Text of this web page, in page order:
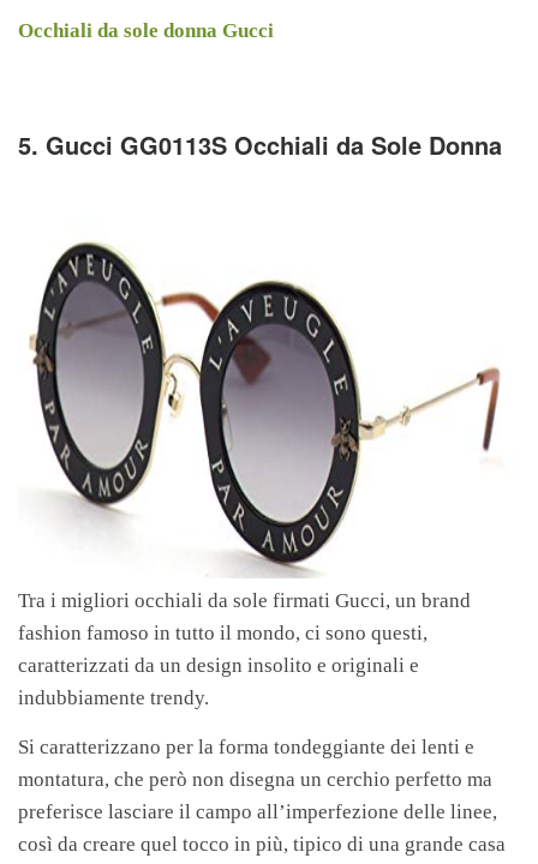
Occhiali da sole donna Gucci
5. Gucci GG0113S Occhiali da Sole Donna
Tra i migliori occhiali da sole firmati Gucci, un brand
fashion famoso in tutto il mondo, ci sono questi,
caratterizzati da un design insolito e originali e
indubbiamente trendy.
Si caratterizzano per la forma tondeggiante dei lenti e
montatura, che però non disegna un cerchio perfetto ma
preferisce lasciare il campo all’imperfezione delle linee,
così da creare quel tocco in più, tipico di una grande casa